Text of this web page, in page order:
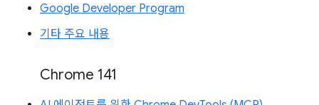
Google Developer Program
기타 주요 내용
Chrome 141